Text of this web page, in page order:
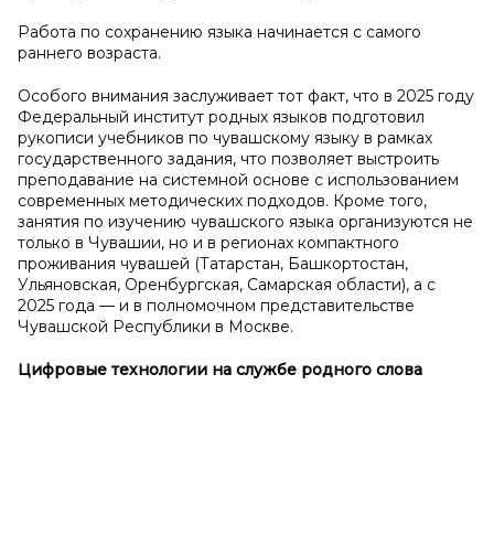
Работа по сохранению языка начинается с самого
раннего возраста.
Особого внимания заслуживает тот факт, что в 2025 году
Федеральный институт родных языков подготовил
рукописи учебников по чувашскому языку в рамках
государственного задания, что позволяет выстроить
преподавание на системной основе с использованием
современных методических подходов. Кроме того,
занятия по изучению чувашского языка организуются не
только в Чувашии, но и в регионах компактного
проживания чувашей (Татарстан, Башкортостан,
Ульяновская, Оренбургская, Самарская области), а с
2025 года — и в полномочном представительстве
Чувашской Республики в Москве.
Цифровые технологии на службе родного слова